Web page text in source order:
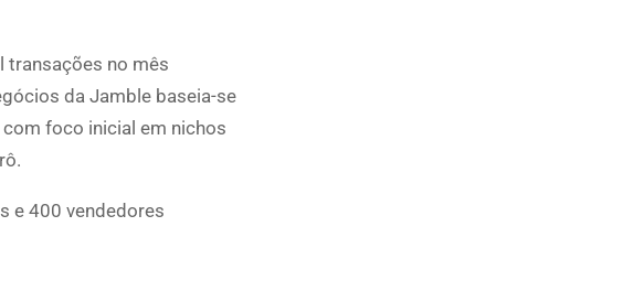
transações no mês
da Jamble baseia-se
foco inicial em nichos
e 400 vendedores